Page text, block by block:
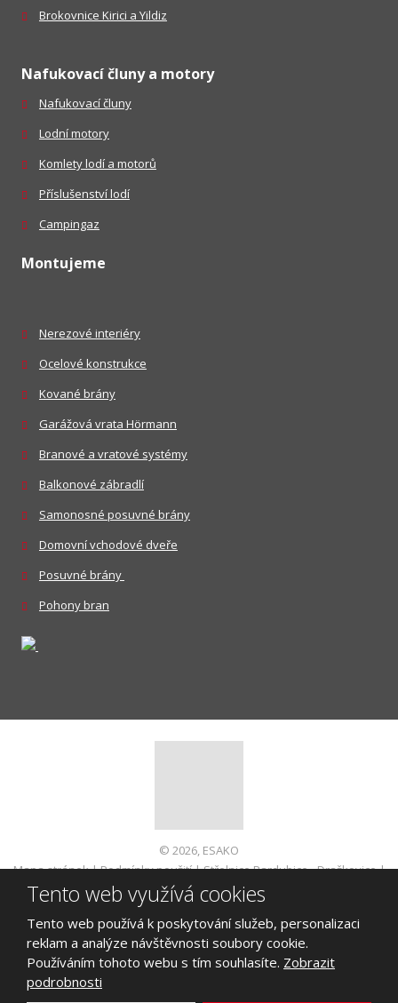
Brokovnice Kirici a Yildiz
Nafukovací čluny a motory
Nafukovací čluny
Lodní motory
Komlety lodí a motorů
Příslušenství lodí
Campingaz
Montujeme
Nerezové interiéry
Ocelové konstrukce
Kované brány
Garážová vrata Hörmann
Branové a vratové systémy
Balkonové zábradlí
Samonosné posuvné brány
Domovní vchodové dveře
Posuvné brány
Pohony bran
© 2026, ESAKO
Mapa stránek|Podmínky použití|Střelnice Pardubice - Dražkovice|
Informace pro spotřebitele
VYROBILA
Tento web je chráněn pomocí Google ReCAPTCHA a platí pro něj
Tento web využívá cookies
Tento web používá k poskytování služeb, personalizaci
reklam a analýze návštěvnosti soubory cookie.
Používáním tohoto webu s tím souhlasíte. Zobrazit
podrobnosti